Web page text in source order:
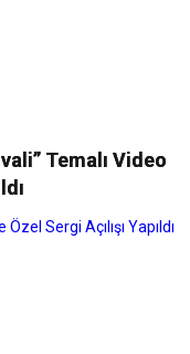
Temalı Video